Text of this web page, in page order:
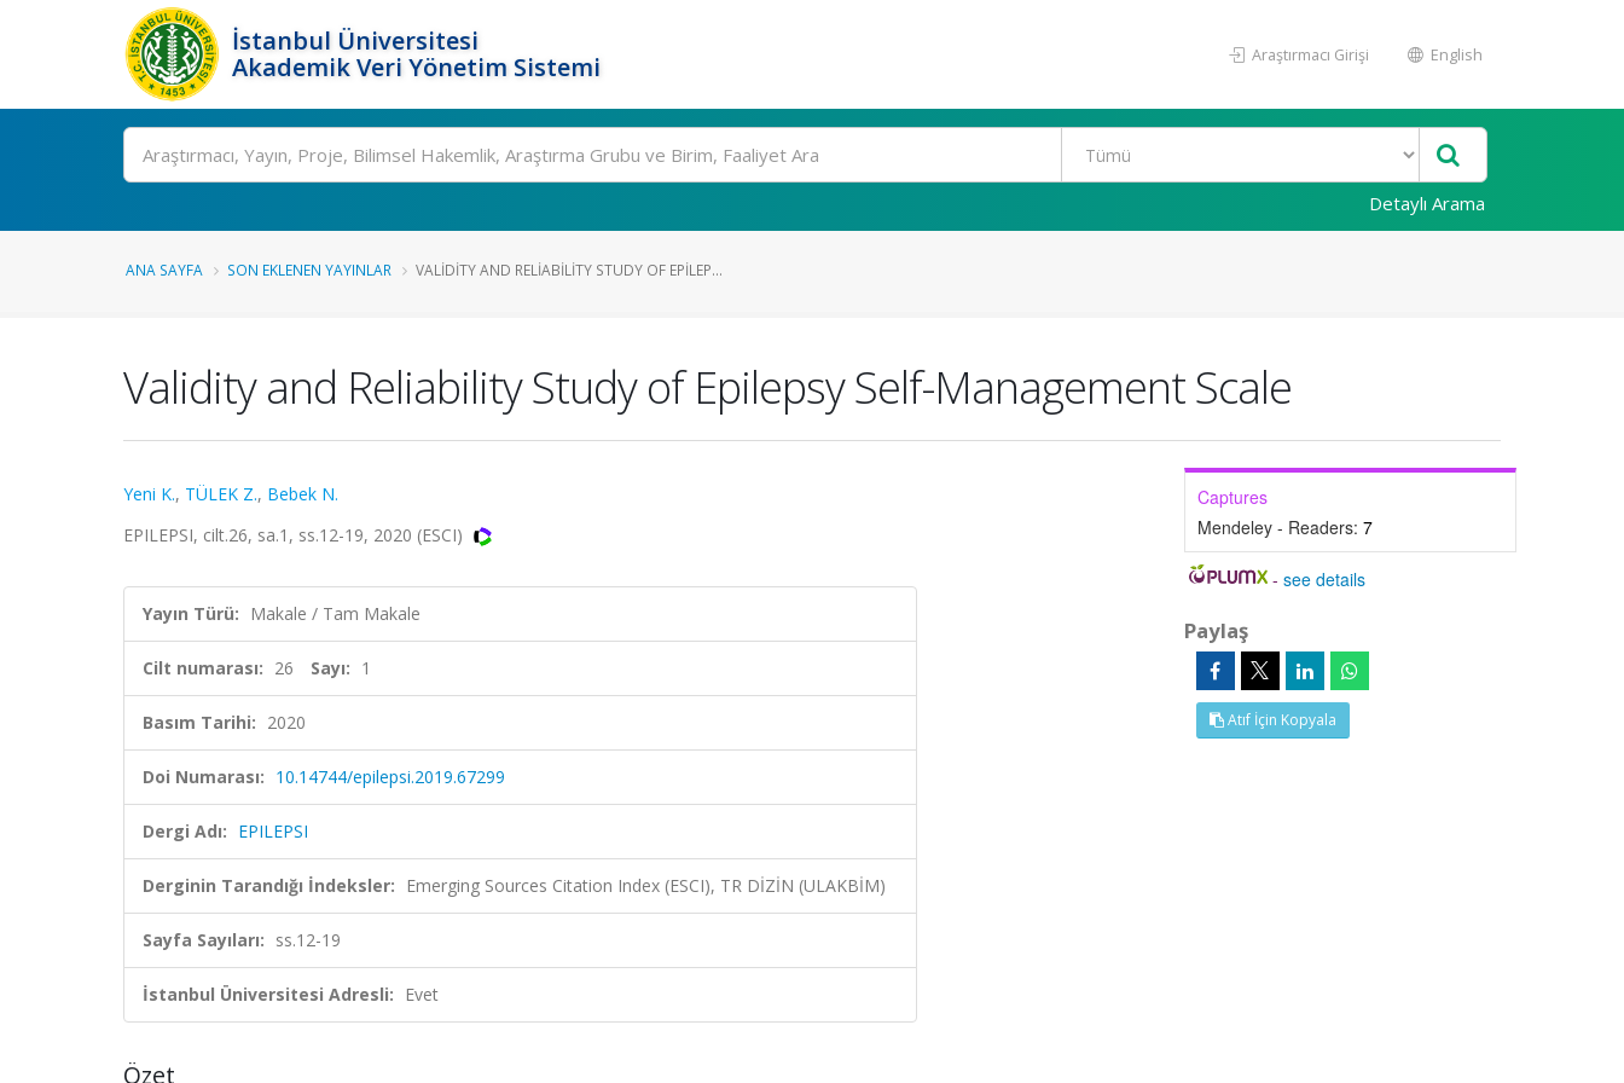
İstanbul Üniversitesi
Akademik Veri Yönetim Sistemi
Araştırmacı Girişi English
Ara
Detaylı Arama
ANA SAYFA SON EKLENEN YAYINLAR VALIDITY AND RELIABILITY STUDY OF EPILEP...
Validity and Reliability Study of Epilepsy Self-Management Scale
Yeni K., TÜLEK Z., Bebek N.
EPILEPSI, cilt.26, sa.1, ss.12-19, 2020 (ESCI)
Yayın Türü: Makale / Tam Makale
Cilt numarası: 26 Sayı: 1
Basım Tarihi: 2020
Doi Numarası: 10.14744/epilepsi.2019.67299
Dergi Adı: EPILEPSI
Derginin Tarandığı İndeksler: Emerging Sources Citation Index (ESCI), TR DİZİN (ULAKBİM)
Sayfa Sayıları: ss.12-19
İstanbul Üniversitesi Adresli: Evet
Özet
Captures
Mendeley - Readers: 7
-see details
Paylaş
Atıf İçin Kopyala